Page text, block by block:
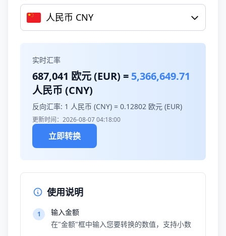
人民币 CNY
实时汇率
687,041 欧元 (EUR) = 5,366,649.71
人民币 (CNY)
反向汇率: 1 人民币 (CNY) = 0.12802 欧元 (EUR)
更新时间：2026-08-07 04:18:00
立即转换
使用说明
1
输入金额
在"金额"框中输入您要转换的数值，支持小数